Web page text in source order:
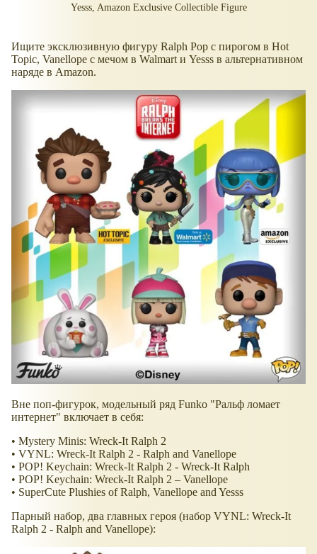
Yesss, Amazon Exclusive Collectible Figure
Ищите эксклюзивную фигуру Ralph Pop с пирогом в Hot
Topic, Vanellope с мечом в Walmart и Yesss в альтернативном
наряде в Amazon.
Вне поп-фигурок, модельный ряд Funko "Ральф ломает
интернет" включает в себя:
• Mystery Minis: Wreck-It Ralph 2
• VYNL: Wreck-It Ralph 2 - Ralph and Vanellope
• POP! Keychain: Wreck-It Ralph 2 - Wreck-It Ralph
• POP! Keychain: Wreck-It Ralph 2 – Vanellope
• SuperCute Plushies of Ralph, Vanellope and Yesss
Парный набор, два главных героя (набор VYNL: Wreck-It
Ralph 2 - Ralph and Vanellope):